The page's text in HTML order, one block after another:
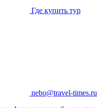
Где купить тур
nebo@travel-times.ru